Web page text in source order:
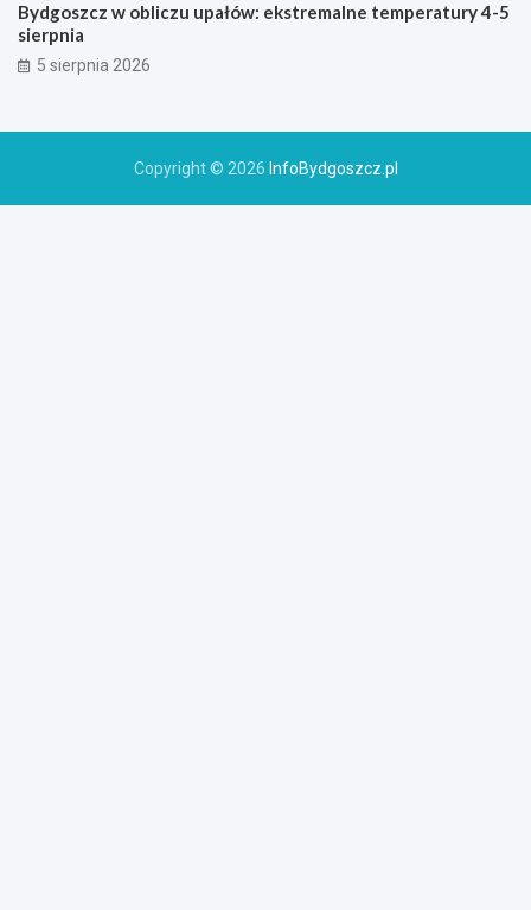
Bydgoszcz w obliczu upałów: ekstremalne temperatury 4-5
sierpnia
5 sierpnia 2026
Copyright © 2026 InfoBydgoszcz.pl